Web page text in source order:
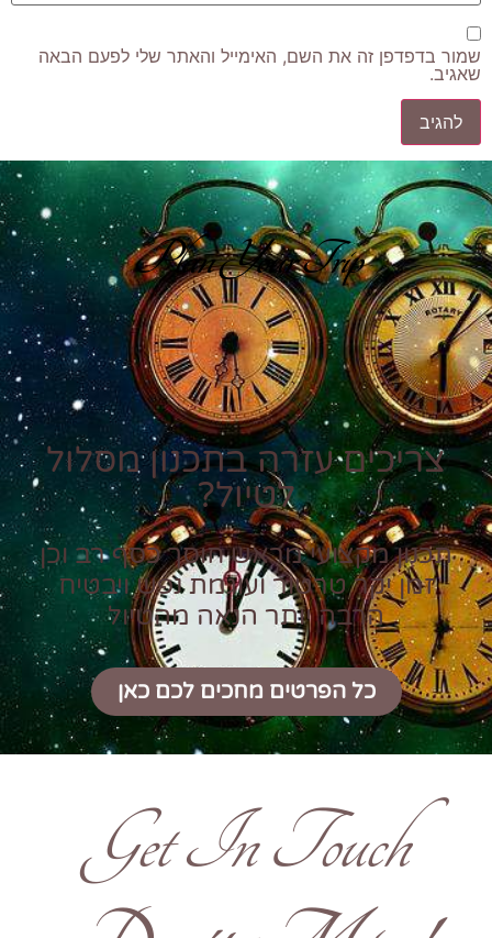
שמור בדפדפן זה את השם, האימייל והאתר שלי לפעם הבאה
שאגיב.
Plan Your Trip
צריכים עזרה בתכנון מסלול
לטיול?
תכנון מקצועי מראש חוסך כסף רב וכן
זמן יקר טרטור ועוגמת נפש ויבטיח
הרבה יותר הנאה מהטיול
כל הפרטים מחכים לכם כאן
Get In Touch